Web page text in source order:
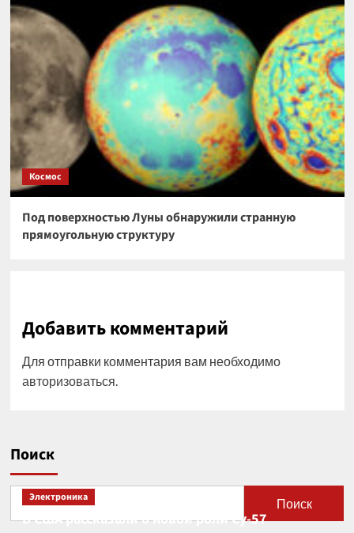
Космос
Под поверхностью Луны обнаружили странную
прямоугольную структуру
Добавить комментарий
Для отправки комментария вам необходимо
авторизоваться.
Поиск
Поиск
Электроника
В США рассказали о новой роли Су-57